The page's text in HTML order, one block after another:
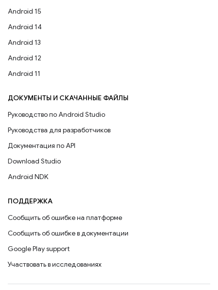
Android 15
Android 14
Android 13
Android 12
Android 11
ДОКУМЕНТЫ И СКАЧАННЫЕ ФАЙЛЫ
Руководство по Android Studio
Руководства для разработчиков
Документация по API
Download Studio
Android NDK
ПОДДЕРЖКА
Сообщить об ошибке на платформе
Сообщить об ошибке в документации
Google Play support
Участвовать в исследованиях